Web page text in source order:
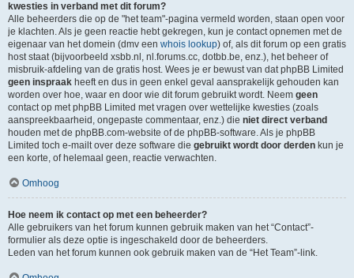
kwesties in verband met dit forum?
Alle beheerders die op de "het team"-pagina vermeld worden, staan open voor
je klachten. Als je geen reactie hebt gekregen, kun je contact opnemen met de
eigenaar van het domein (dmv een whois lookup) of, als dit forum op een gratis
host staat (bijvoorbeeld xsbb.nl, nl.forums.cc, dotbb.be, enz.), het beheer of
misbruik-afdeling van de gratis host. Wees je er bewust van dat phpBB Limited
geen inspraak heeft en dus in geen enkel geval aansprakelijk gehouden kan
worden over hoe, waar en door wie dit forum gebruikt wordt. Neem geen
contact op met phpBB Limited met vragen over wettelijke kwesties (zoals
aanspreekbaarheid, ongepaste commentaar, enz.) die niet direct verband
houden met de phpBB.com-website of de phpBB-software. Als je phpBB
Limited toch e-mailt over deze software die gebruikt wordt door derden kun je
een korte, of helemaal geen, reactie verwachten.
Omhoog
Hoe neem ik contact op met een beheerder?
Alle gebruikers van het forum kunnen gebruik maken van het “Contact”-
formulier als deze optie is ingeschakeld door de beheerders.
Leden van het forum kunnen ook gebruik maken van de “Het Team”-link.